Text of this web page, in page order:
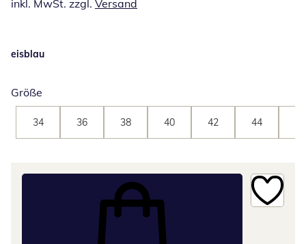
inkl. MwSt. zzgl. Versand
eisblau
Größe
34 36 38 40 42 44